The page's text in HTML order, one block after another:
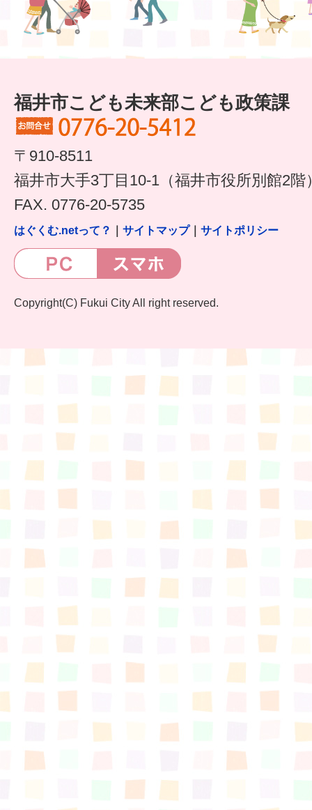
福井市こども未来部こども政策課
〒910-8511
福井市大手3丁目10-1（福井市役所別館2階
FAX. 0776-20-5735
はぐくむ.netって？ サイトマップ｜ サイトポリシー
Copyright(C) Fukui City All right reserved.